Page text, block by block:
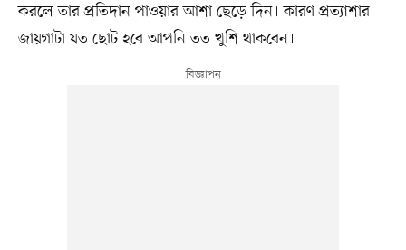
করলে তার প্রতিদান পাওয়ার আশা ছেড়ে দিন। কারণ প্রত্যাশার
জায়গাটা যত ছোট হবে আপনি তত খুশি থাকবেন।